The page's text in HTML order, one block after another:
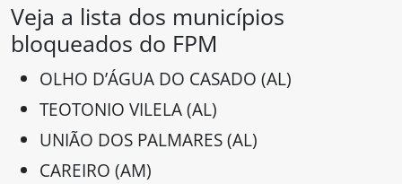
Veja a lista dos municípios
bloqueados do FPM
OLHO D’ÁGUA DO CASADO (AL)
TEOTONIO VILELA (AL)
UNIÃO DOS PALMARES (AL)
CAREIRO (AM)